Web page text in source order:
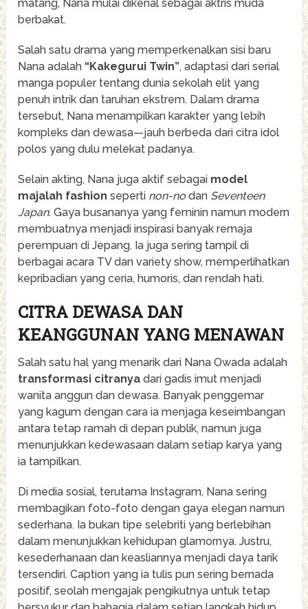
matang, Nana mulai dikenal sebagai aktris muda
berbakat.
Salah satu drama yang memperkenalkan sisi baru
Nana adalah “Kakegurui Twin”, adaptasi dari serial
manga populer tentang dunia sekolah elit yang
penuh intrik dan taruhan ekstrem. Dalam drama
tersebut, Nana menampilkan karakter yang lebih
kompleks dan dewasa—jauh berbeda dari citra idol
polos yang dulu melekat padanya.
Selain akting, Nana juga aktif sebagai model
majalah fashion seperti non-nodan Seventeen
Japan. Gaya busananya yang feminin namun modern
membuatnya menjadi inspirasi banyak remaja
perempuan di Jepang. Ia juga sering tampil di
berbagai acara TV dan variety show, memperlihatkan
kepribadian yang ceria, humoris, dan rendah hati.
CITRA DEWASA DAN
KEANGGUNAN YANG MENAWAN
Salah satu hal yang menarik dari Nana Owada adalah
transformasi citranya dari gadis imut menjadi
wanita anggun dan dewasa. Banyak penggemar
yang kagum dengan cara ia menjaga keseimbangan
antara tetap ramah di depan publik, namun juga
menunjukkan kedewasaan dalam setiap karya yang
ia tampilkan.
Di media sosial, terutama Instagram, Nana sering
membagikan foto-foto dengan gaya elegan namun
sederhana. Ia bukan tipe selebriti yang berlebihan
dalam menunjukkan kehidupan glamornya. Justru,
kesederhanaan dan keasliannya menjadi daya tarik
tersendiri. Caption yang ia tulis pun sering bernada
positif, seolah mengajak pengikutnya untuk tetap